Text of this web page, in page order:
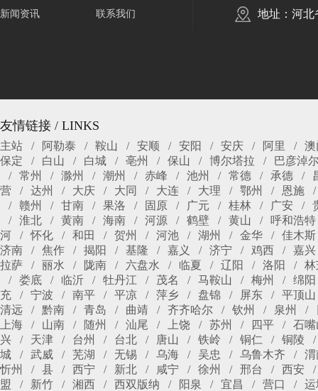
新闻资讯 联系我们 地址：河北
友情链接 / LINKS
主站 阿勒泰 鞍山 安顺 安阳 安庆 阿里
澳
保定
白山 白城 亳州 保山 博尔塔拉
巴彦淖
常州
滁州 潮州 赤峰 池州 常德 承德
营
达州 大庆 大同 大连 大理 鄂州
恩施
赣州
甘南 果洛 固原 广元 桂林 广安
淮北
黄南 海南 河源 鹤壁 黄山
呼和浩特
河
怀化 和田 贺州 河池 湖州 金华
佳木斯
济南
焦作 揭阳 基隆 嘉义 济宁 鸡西
嘉兴
拉萨
丽水 陇南 六盘水 临夏 辽阳 洛阳
林
娄底
临沂 牡丹江 茂名 马鞍山 梅州
绵阳
充
宁波 南平 平凉 萍乡 盘锦 屏东
平顶山
清远
黔南 青岛 曲靖 齐齐哈尔 钦州 泉州
上海
山南 随州 汕尾 上饶 苏州 四平
石嘴
兴
天津 台州 台北 唐山 铁岭 铜仁
铜陵
城
武威 芜湖 无锡 乌海 吴忠 乌鲁木齐
渭
忻州
县 西宁 新北 咸宁 徐州 邢台
西安
盟
新竹 湘西 西双版纳 阳泉 宜昌 营口
运